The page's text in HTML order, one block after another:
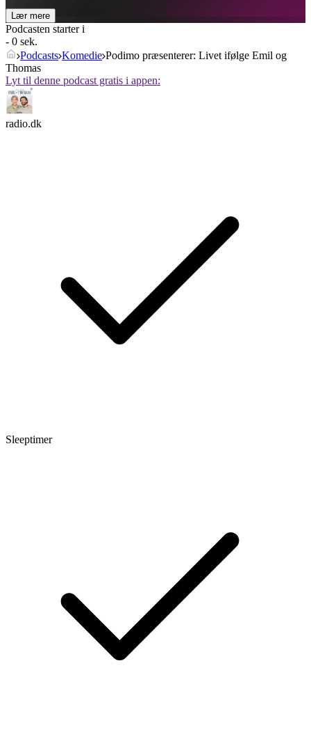
Lær mere
Podcasten starter i
- 0 sek.
Podcasts Komedie Podimo præsenterer: Livet ifølge Emil og
Thomas
Lyt til denne podcast gratis i appen:
radio.dk
Sleeptimer